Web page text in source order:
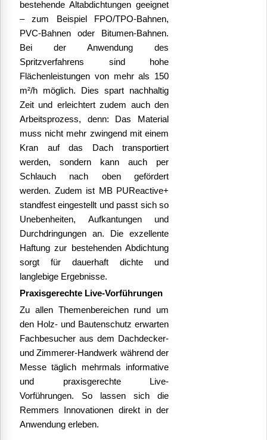
bestehende Altabdichtungen geeignet
– zum Beispiel FPO/TPO-Bahnen,
PVC-Bahnen oder Bitumen-Bahnen.
Bei der Anwendung des
Spritzverfahrens sind hohe
Flächenleistungen von mehr als 150
m²/h möglich.
Dies spart nachhaltig
Zeit und erleichtert zudem auch den
Arbeitsprozess, denn: Das Material
muss nicht mehr zwingend mit einem
Kran auf das Dach transportiert
werden, sondern kann auch per
Schlauch nach oben gefördert
werden. Zudem ist MB PUReactive+
standfest eingestellt und passt sich so
Unebenheiten, Aufkantungen und
Durchdringungen an. Die exzellente
Haftung zur bestehenden Abdichtung
sorgt für dauerhaft dichte und
langlebige Ergebnisse.
Praxisgerechte Live-Vorführungen
Zu allen Themenbereichen rund um
den Holz- und Bautenschutz erwarten
Fachbesucher aus dem Dachdecker-
und Zimmerer-Handwerk während der
Messe täglich mehrmals informative
und praxisgerechte Live-
Vorführungen. So lassen sich die
Remmers Innovationen direkt in der
Anwendung erleben.